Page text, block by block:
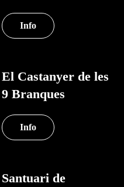
Info
El Castanyer de les
9 Branques
Info
Santuari de